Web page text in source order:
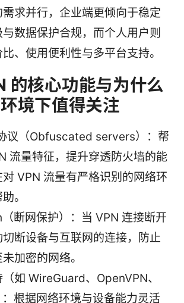
求并行，企业端更倾向于稳定
数据保护合规，而个人用户则
、使用便利性与多平台支持。
的核心功能与为什么
境下值得关注
议（Obfuscated servers）：帮
流量特征，提升穿透防火墙的能
VPN 流量有严格识别的网络环
。
断网保护）：当 VPN 连接断开
断设备与互联网的连接，防止
加密的网络。
如 WireGuard、OpenVPN、
根据网络环境与设备能力灵活